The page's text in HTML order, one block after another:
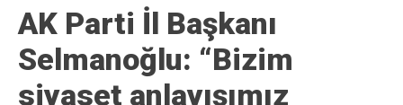
AK Parti İl Başkanı
Selmanoğlu: “Bizim
siyaset anlayışımız